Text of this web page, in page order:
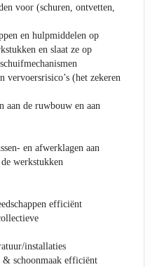
voor (schuren, ontvetten,
en hulpmiddelen op
en slaat ze op
vervoersrisico’s (het zekeren
aan de ruwbouw en aan
en afwerklagen aan
werkstukken
efficiënt
installaties
schoonmaak efficiënt